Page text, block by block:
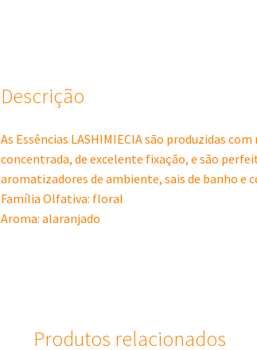
Descrição
As Essências LASHIMIECIA são produzidas
concentrada, de excelente fixação, e são
aromatizadores de ambiente, sais de banho e
Família Olfativa: floral
Aroma: alaranjado
Produtos relacionados